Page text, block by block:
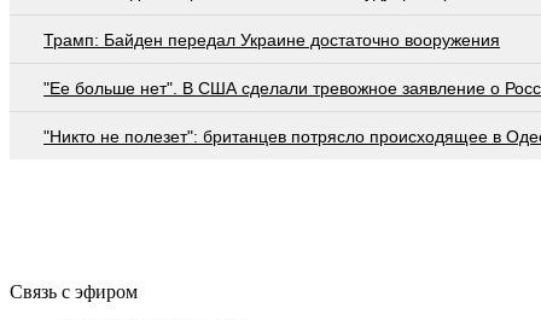
Трамп: Байден передал Украине достаточно вооружения
"Ее больше нет". В США сделали тревожное заявление о
"Никто не полезет": британцев потрясло происходящее в
Связь с эфиром